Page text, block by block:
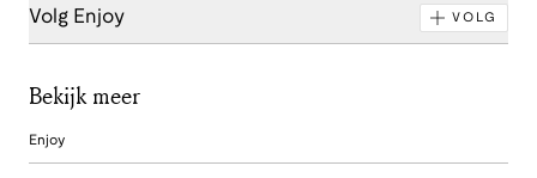
Volg Enjoy VOLG
Bekijk meer
Enjoy